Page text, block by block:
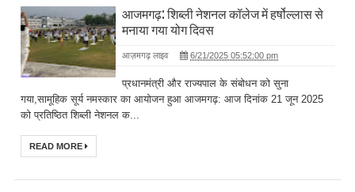
आजमगढ़: शिब्ली नेशनल कॉलेज में हर्षोल्लास से
मनाया गया योग दिवस
आज़मगढ़ लाइव 6/21/2025 05:52:00 pm
प्रधानमंत्री और राज्यपाल के संबोधन को सुना
गया,सामूहिक सूर्य नमस्कार का आयोजन हुआ आजमगढ़: आज दिनांक 21 जून 2025
को प्रतिष्ठित शिब्ली नेशनल क...
READ MORE